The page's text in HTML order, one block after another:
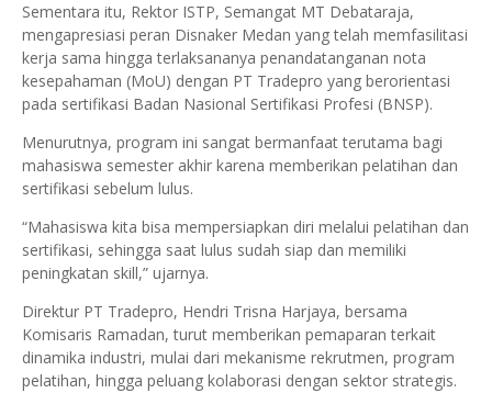
Sementara itu, Rektor ISTP, Semangat MT Debataraja,
mengapresiasi peran Disnaker Medan yang telah memfasilitasi
kerja sama hingga terlaksananya penandatanganan nota
kesepahaman (MoU) dengan PT Tradepro yang berorientasi
pada sertifikasi Badan Nasional Sertifikasi Profesi (BNSP).
Menurutnya, program ini sangat bermanfaat terutama bagi
mahasiswa semester akhir karena memberikan pelatihan dan
sertifikasi sebelum lulus.
“Mahasiswa kita bisa mempersiapkan diri melalui pelatihan dan
sertifikasi, sehingga saat lulus sudah siap dan memiliki
peningkatan skill,” ujarnya.
Direktur PT Tradepro, Hendri Trisna Harjaya, bersama
Komisaris Ramadan, turut memberikan pemaparan terkait
dinamika industri, mulai dari mekanisme rekrutmen, program
pelatihan, hingga peluang kolaborasi dengan sektor strategis.